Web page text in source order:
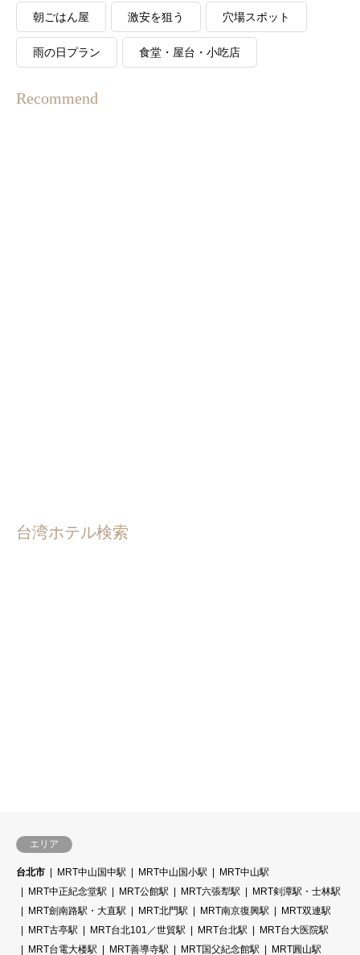
朝ごはん屋 激安を狙う 穴場スポット
雨の日プラン 食堂・屋台・小吃店
Recommend
台湾ホテル検索
エリア
台北市 MRT中山国中駅 MRT中山国小駅
MRT中山駅
MRT中正紀念堂駅
MRT公館駅 MRT六張犁駅
MRT剣潭駅・士林駅
MRT劍南路駅・大直駅
MRT北門駅 MRT南京復興駅
MRT双連駅
MRT古亭駅
MRT台北101／世貿駅 MRT台北駅
MRT台大医院駅
MRT台電大楼駅
MRT善導寺駅 MRT国父紀念館駅 MRT圓山駅